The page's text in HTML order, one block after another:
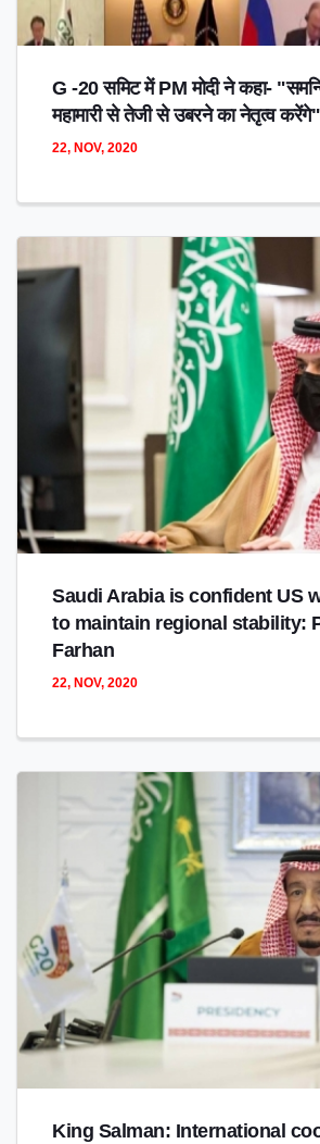
G -20 समिट में PM मोदी ने कहा-
महामारी से तेजी से उबरने का नेतृत्व करेंगे"
22, NOV, 2020
Saudi Arabia is confident US
to maintain regional stability:
Farhan
22, NOV, 2020
King Salman: International